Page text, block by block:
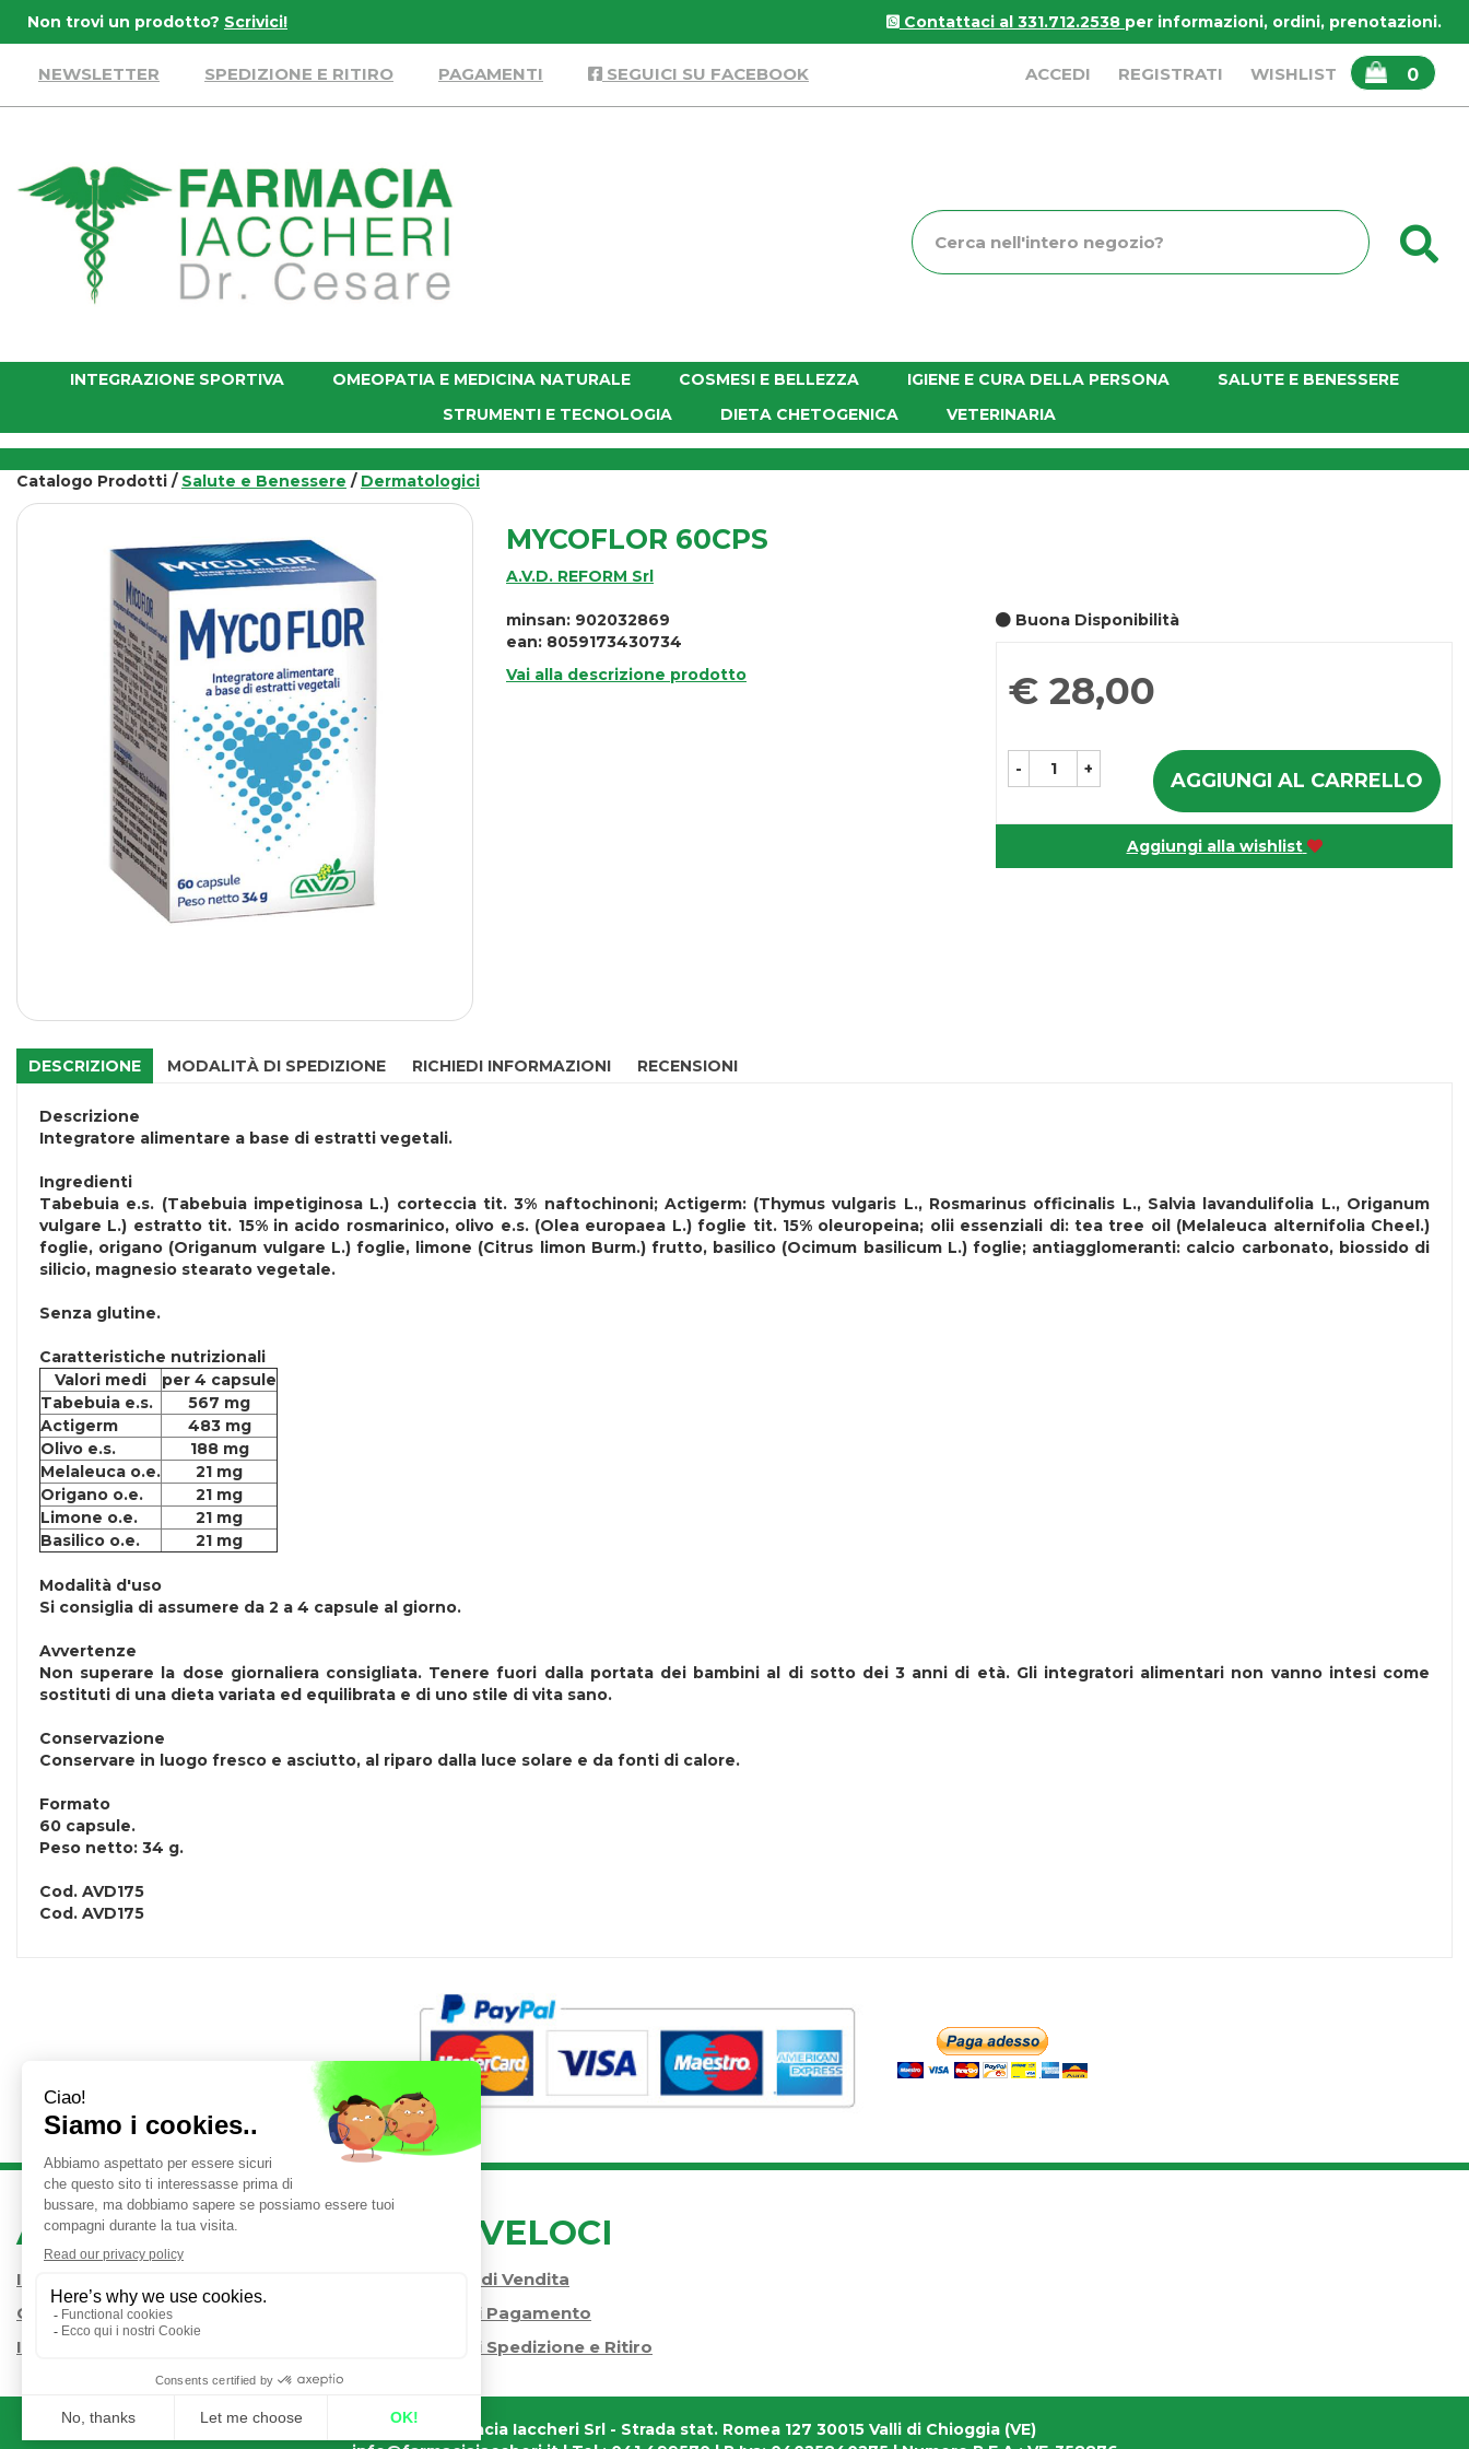
principale
Contattaci al 331.712.2538 per informazioni, ordini, prenotazioni.
Non trovi un prodotto? Scrivici!
NEWSLETTER SPEDIZIONE E RITIRO PAGAMENTI SEGUICI SU FACEBOOK ACCEDI REGISTRATI WISHLIST 0
ARTICOLI
INSERITI
Farmacia
Iaccheri
Cerca
Prodotto
INTEGRAZIONE SPORTIVA OMEOPATIA E MEDICINA NATURALE COSMESI E BELLEZZA IGIENE E CURA DELLA PERSONA
SALUTE E BENESSERE
STRUMENTI E TECNOLOGIA
DIETA CHETOGENICA VETERINARIA
Catalogo Prodotti / Salute e Benessere / Dermatologici
MYCOFLOR 60CPS
A.V.D. REFORM Srl
minsan: 902032869
ean: 8059173430734
Vai alla descrizione prodotto
Buona Disponibilità
Prezzo
€ 28,00
- + AGGIUNGI AL CARRELLO
Aggiungi alla wishlist
DESCRIZIONE MODALITÀ DI SPEDIZIONE RICHIEDI INFORMAZIONI RECENSIONI
Descrizione
Integratore alimentare a base di estratti vegetali.
Ingredienti
Tabebuia e.s. (Tabebuia impetiginosa L.) corteccia tit. 3% naftochinoni; Actigerm: (Thymus vulgaris L., Rosmarinus officinalis L., Salvia lavandulifolia L., Origanum
vulgare L.) estratto tit. 15% in acido rosmarinico, olivo e.s. (Olea europaea L.) foglie tit. 15% oleuropeina; olii essenziali di: tea tree oil (Melaleuca alternifolia Cheel.)
foglie, origano (Origanum vulgare L.) foglie, limone (Citrus limon Burm.) frutto, basilico (Ocimum basilicum L.) foglie; antiagglomeranti: calcio carbonato, biossido di
silicio, magnesio stearato vegetale.
Senza glutine.
Caratteristiche nutrizionali
Valori medi
per 4 capsule
Tabebuia e.s.
567 mg
Actigerm
483 mg
Olivo e.s.
188 mg
Melaleuca o.e.
21 mg
Origano o.e.
21 mg
Limone o.e.
21 mg
Basilico o.e.
21 mg
Modalità d'uso
Si consiglia di assumere da 2 a 4 capsule al giorno.
Avvertenze
Non superare la dose giornaliera consigliata. Tenere fuori dalla portata dei bambini al di sotto dei 3 anni di età. Gli integratori alimentari non vanno intesi come
sostituti di una dieta variata ed equilibrata e di uno stile di vita sano.
Conservazione
Conservare in luogo fresco e asciutto, al riparo dalla luce solare e da fonti di calore.
Formato
60 capsule.
Peso netto: 34 g.
Cod. AVD175
Cod. AVD175
AREA UTENTE
Iscrizione alla Newsletter
Contatti
Informativa Privacy
LINK VELOCI
Condizioni di Vendita
Modalità di Pagamento
Modalità di Spedizione e Ritiro
Farmacia Iaccheri Srl - Strada stat. Romea 127 30015 Valli di Chioggia (VE)